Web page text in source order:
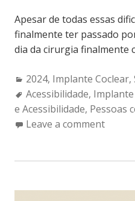
Apesar de todas essas
finalmente ter passado
dia da cirurgia finalmente
Categories:
2024, Implante Coclear,
Tags:
Acessibilidade,
e Acessibilidade, Pessoas
Leave a comment